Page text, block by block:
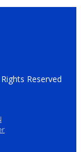
Reserved